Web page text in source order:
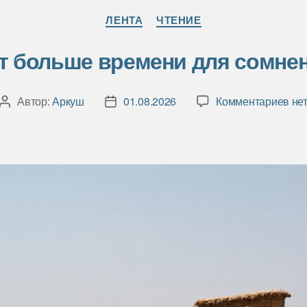
Рубрики
ЛЕНТА ЧТЕНИЕ
больше времени для
Автор
Автор:Аркуш
Дата01.08.2026 Комментариевкнет